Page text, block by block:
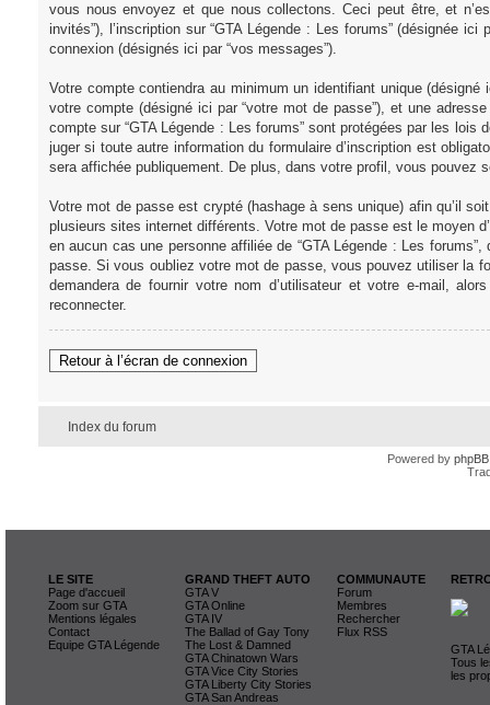
vous nous envoyez et que nous collectons. Ceci peut être, et
invités”), l’inscription sur “GTA Légende : Les forums” (désignée
connexion (désignés ici par “vos messages”).
Votre compte contiendra au minimum un identifiant unique
votre compte (désigné ici par “votre mot de passe”), et une
compte sur “GTA Légende : Les forums” sont protégées par les
juger si toute autre information du formulaire d’inscription est
sera affichée publiquement. De plus, dans votre profil, vous pouvez
Votre mot de passe est crypté (hashage à sens unique) afin qu’il
plusieurs sites internet différents. Votre mot de passe est le moyen
en aucun cas une personne affiliée de “GTA Légende : Les
passe. Si vous oubliez votre mot de passe, vous pouvez utiliser la
demandera de fournir votre nom d’utilisateur et votre e-mail,
reconnecter.
Retour à l’écran de connexion
Index du forum
Powered by phpBB
LE SITE
Page d'accueil
Zoom sur GTA
Mentions légales
Contact
Equipe GTA Légende
GRAND THEFT AUTO
GTA V
GTA Online
GTA IV
The Ballad of Gay Tony
The Lost & Damned
GTA Chinatown Wars
GTA Vice City Stories
GTA Liberty City Stories
GTA San Andreas
COMMUNAUTE
Forum
Membres
Rechercher
Flux RSS
GTA
Tous
les